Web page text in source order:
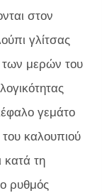
στον
γλίτσας
των μερών του
γεμάτο
καλουπιού
κατά τη
ρυθμός